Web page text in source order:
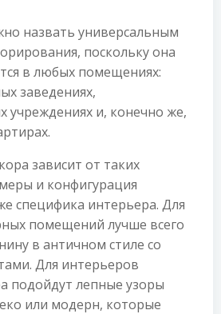
назвать универсальным
поскольку она
в любых помещениях:
заведениях,
учреждениях и, конечно же,
зависит от таких
и конфигурация
специфика интерьера. Для
помещений лучше всего
в античном стиле со
Для интерьеров
подойдут лепные узоры
или модерн, которые